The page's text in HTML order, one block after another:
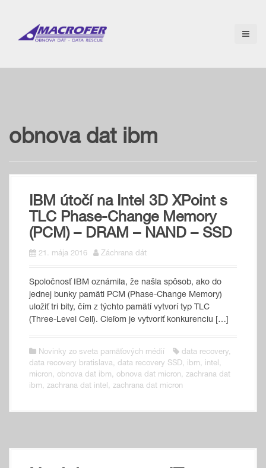
o
obnova dat ibm
IBM útočí na Intel 3D XPoint s
TLC Phase-Change Memory
(PCM) – DRAM – NAND – SSD
21. mája 2016 Záchrana dát
Spoločnosť IBM oznámila, že našla spôsob, ako do
jednej bunky pamäti PCM (Phase-Change Memory)
uložiť tri bity, čím z týchto pamätí vytvorí typ TLC
(Three-Level Cell). Cieľom je vytvoriť konkurenciu […]
Novinky zo sveta pamäťových médií data recovery,
data recovery bratislava, data recovery SSD, ibm, intel,
micron, obnova dat ibm, obnova dat micron, zachrana dat
ibm, zachrana dat intel, zachrana dat micron